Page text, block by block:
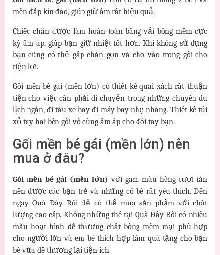
mền đắp kín đáo, giúp giữ ấm rất hiệu quả.
Chiếc chăn được làm hoàn toàn bằng vải bông mềm cực
kỳ ấm áp, giúp bạn giữ nhiệt tốt hơn. Khi không sử dụng
bạn cũng có thể gấp chăn gọn và cho vào trong gối cho
tiện lợi.
Gối mền bé gái (mền lớn) có thiết kế quai xách rất thuận
tiện cho việc cần phải di chuyển trong những chuyến du
lịch ngắn, đi tàu xe hay đi máy bay nhẹ nhàng. Thiết kế túi
xỏ tay hai bên gối vô cùng ấm áp cho đôi tay bạn.
Gối mền bé gái (mền lớn) nên
mua ở đâu?
Gối mền bé gái (mền lớn) với gam màu hồng tươi tắn
nên được các bạn trẻ và những cô bé rất yêu thích. Đến
ngay Quà Đây Rồi để có thể mua sản phẩm với chất
lượng cao cấp. Không những thế tại Quà Đây Rồi có nhiều
mẫu hoạt hình dễ thương chất bông mềm mại phù hợp
cho người lớn và em bé thích hợp làm quà tặng cho bạn
bè vừa dễ thương lại tiện ích.